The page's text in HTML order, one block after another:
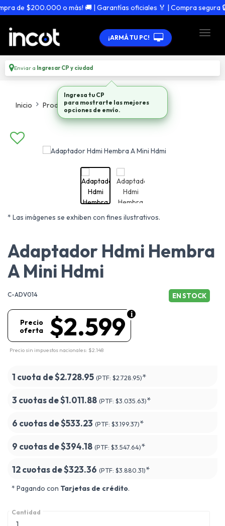
de $200.000 o más! 🚚 | Garantías oficiales 🏅 | Compra segura 🔒
¡ARMÁ TU PC!
Enviar a Ingresar CP y ciudad
Inicio Productos Adaptadores Hubs
* Las imágenes se exhiben con fines ilustrativos.
Adaptador Hdmi Hembra
A Mini Hdmi
C-ADV014 EN STOCK
$2.599
Precio
oferta
Precio sin impuestos nacionales: $2.148
1 cuota de$2.728.95 (PTF: $2.728.95)*
3 cuotas de$1.011.88 (PTF: $3.035.63)*
6 cuotas de$533.23 (PTF: $3.199.37)*
9 cuotas de$394.18 (PTF: $3.547.64)*
12 cuotas de$323.36 (PTF: $3.880.31)*
* Pagando con Tarjetas de crédito.
Cantidad
Ingresa tu CP
para mostrarte las mejores
opciones de envío.